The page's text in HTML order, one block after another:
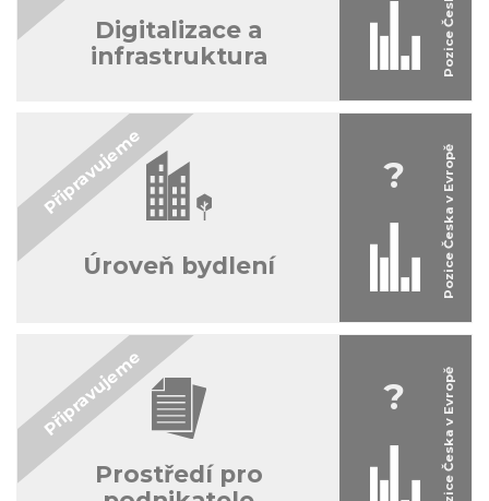
Digitalizace a
infrastruktura
Úroveň bydlení
?
Prostředí pro
?